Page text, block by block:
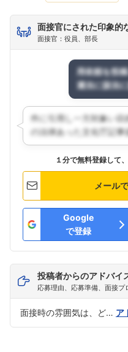
面接官にされた印象的
面接官：役員、部長
１分で無料登録して
メール
Google
で登録
投稿者からのアドバイ
応募理由、応募準備、面接プ
面接時の雰囲気は、ど… ア